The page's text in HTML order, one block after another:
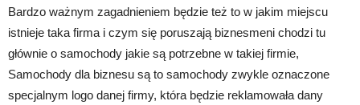
Bardzo ważnym zagadnieniem będzie też to w jakim miejscu
istnieje taka firma i czym się poruszają biznesmeni chodzi tu
głównie o samochody jakie są potrzebne w takiej firmie,
Samochody dla biznesu są to samochody zwykle oznaczone
specjalnym logo danej firmy, która będzie reklamowała dany